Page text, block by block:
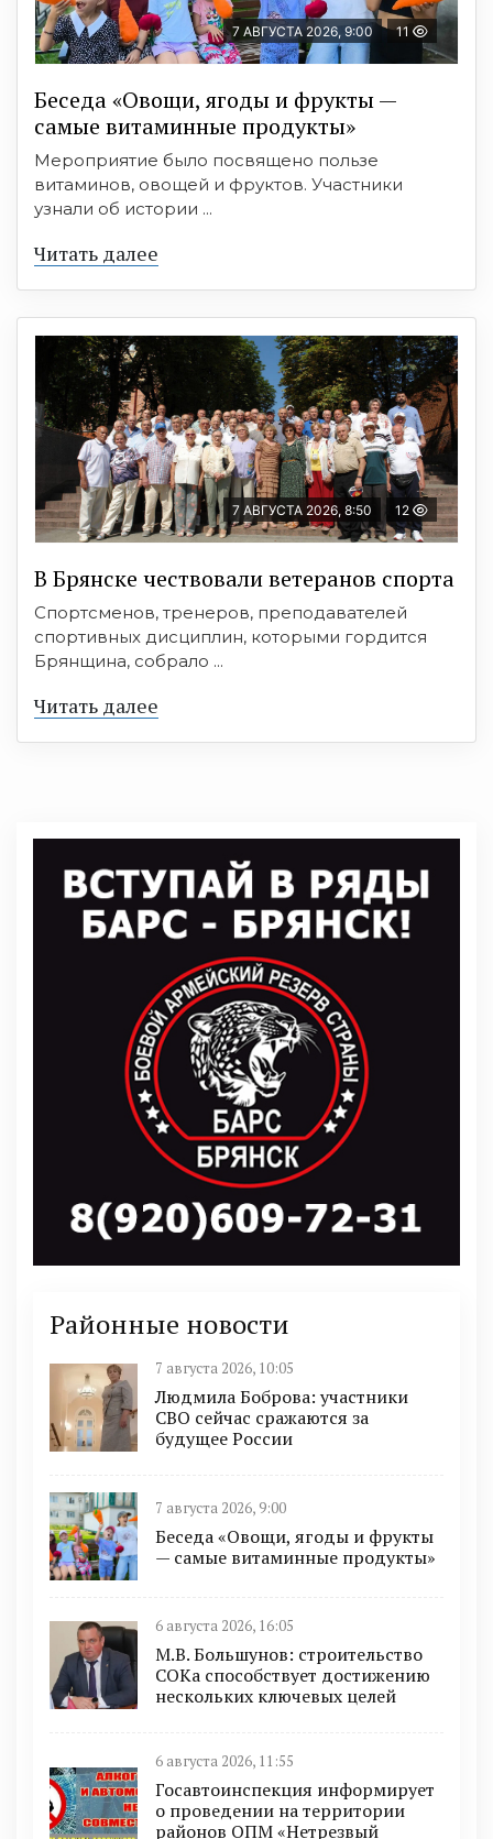
7 АВГУСТА 2026, 9:00 11
Беседа «Овощи, ягоды и фрукты —
самые витаминные продукты»
Мероприятие было посвящено пользе
витаминов, овощей и фруктов. Участники
узнали об истории ...
Читать далее
7 АВГУСТА 2026, 8:50 12
В Брянске чествовали ветеранов спорта
Спортсменов, тренеров, преподавателей
спортивных дисциплин, которыми гордится
Брянщина, собрало ...
Читать далее
Районные новости
7 августа 2026, 10:05
Людмила Боброва: участники
СВО сейчас сражаются за
будущее России
7 августа 2026, 9:00
Беседа «Овощи, ягоды и фрукты
— самые витаминные продукты»
6 августа 2026, 16:05
М.В. Большунов: строительство
СОКа способствует достижению
нескольких ключевых целей
6 августа 2026, 11:55
Госавтоинспекция информирует
о проведении на территории
районов ОПМ «Нетрезвый